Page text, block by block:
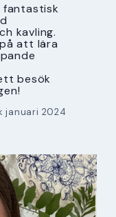
fantastisk
kavling.
att lära
besök
januari 2024